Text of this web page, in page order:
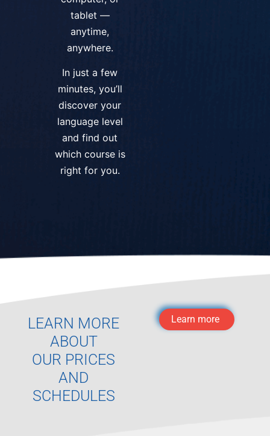
tablet —
anytime,
anywhere.
In just a few
minutes, you’ll
discover your
language level
and find out
which course is
right for you.
LEARN MORE
ABOUT
OUR PRICES
AND
SCHEDULES
Learn more